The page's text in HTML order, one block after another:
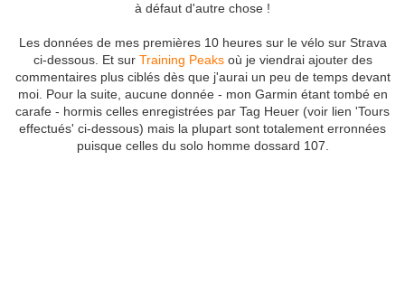
à défaut d'autre chose !
Les données de mes premières 10 heures sur le vélo sur Strava
ci-dessous. Et sur Training Peaksoù je viendrai ajouter des
commentaires plus ciblés dès que j'aurai un peu de temps devant
moi. Pour la suite, aucune donnée - mon Garmin étant tombé en
carafe - hormis celles enregistrées par Tag Heuer (voir lien 'Tours
effectués' ci-dessous) mais la plupart sont totalement erronnées
puisque celles du solo homme dossard 107.